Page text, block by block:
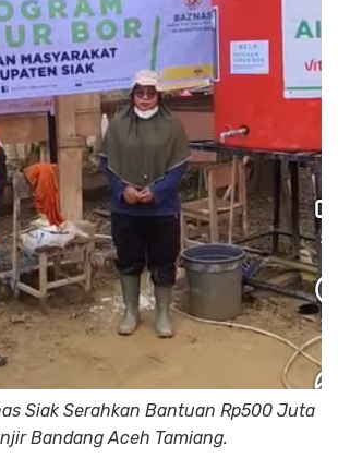
Siak Serahkan Bantuan Rp500 Juta
Bandang Aceh Tamiang.